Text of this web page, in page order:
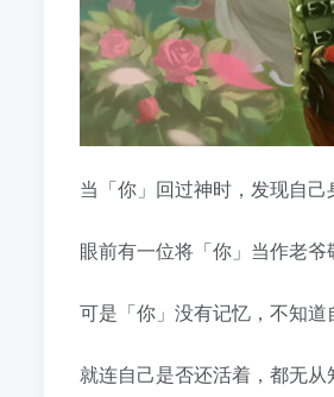
当「你」回过神时，发现自己
眼前有一位将「你」当作老爷
可是「你」没有记忆，不知道
就连自己是否还活着，都无从